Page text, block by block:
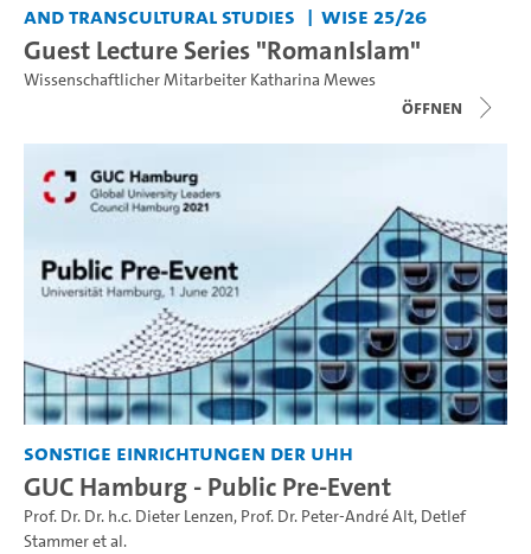
and Transcultural Studies
WiSe 25/26
Guest Lecture Series "RomanIslam"
Wissenschaftlicher Mitarbeiter Katharina Mewes
Öffnen
Sonstige Einrichtungen der UHH
GUC Hamburg - Public Pre-Event
Prof. Dr. Dr. h.c. Dieter Lenzen, Prof. Dr. Peter-André Alt, Detlef
Stammeret al.